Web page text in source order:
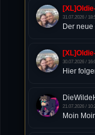
31.07.2026 /
Der
30.07.2026 /
Hier
21.07.2026 /
Moin